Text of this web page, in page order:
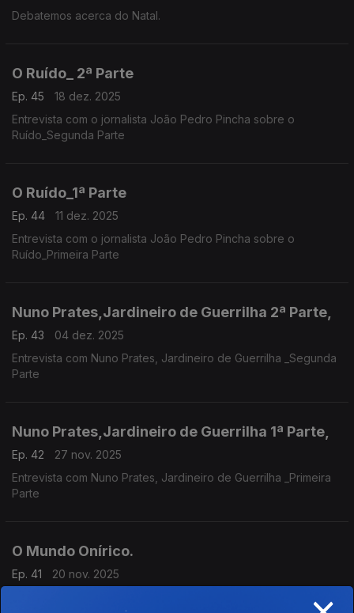
Debatemos acerca do Natal.
O Ruído_ 2ª Parte
Ep. 45
18 dez. 2025
Entrevista com o jornalista João Pedro Pincha sobre o
Ruído_Segunda Parte
O Ruído_1ª Parte
Ep. 44
11 dez. 2025
Entrevista com o jornalista João Pedro Pincha sobre o
Ruído_Primeira Parte
Nuno Prates,Jardineiro de Guerrilha 2ª Parte,
Ep. 43
04 dez. 2025
Entrevista com Nuno Prates, Jardineiro de Guerrilha _Segunda
Parte
Nuno Prates,Jardineiro de Guerrilha 1ª Parte,
Ep. 42
27 nov. 2025
Entrevista com Nuno Prates, Jardineiro de Guerrilha _Primeira
Parte
O Mundo Onírico.
Ep. 41
20 nov. 2025